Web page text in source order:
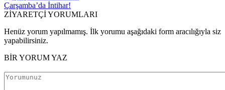
Çarşamba’da İntihar!
ZİYARETÇİ YORUMLARI
Henüz yorum yapılmamış. İlk yorumu aşağıdaki form aracılığıyla siz
yapabilirsiniz.
BİR YORUM YAZ